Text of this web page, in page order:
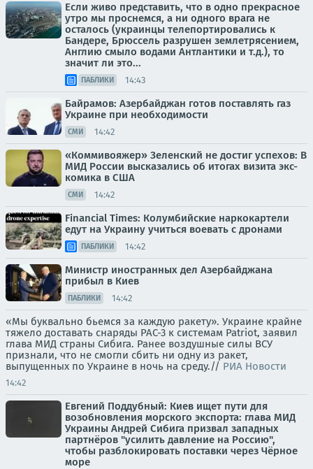
Если живо представить, что в одно прекрасное
утро мы проснемся, а ни одного врага не
осталось (украинцы телепортировались к
Бандере, Брюссель разрушен землетрясением,
Англию смыло водами Антлантики и т.д.), то
значит ли это...
ПАБЛИКИ 14:43
Байрамов: Азербайджан готов поставлять газ
Украине при необходимости
СМИ 14:42
«Коммивояжер» Зеленский не достиг успехов: В
МИД России высказались об итогах визита экс-
комика в США
СМИ 14:42
Financial Times: Колумбийские наркокартели
едут на Украину учиться воевать с дронами
ПАБЛИКИ 14:42
Министр иностранных дел Азербайджана
прибыл в Киев
ПАБЛИКИ 14:42
«Мы буквально бьемся за каждую ракету». Украине крайне
тяжело доставать снаряды PAC-3 к системам Patriot, заявил
глава МИД страны Сибига. Ранее воздушные силы ВСУ
признали, что не смогли сбить ни одну из ракет,
выпущенных по Украине в ночь на среду.// РИА Новости
14:42
Евгений Поддубный: Киев ищет пути для
возобновления морского экспорта: глава МИД
Украины Андрей Сибига призвал западных
партнёров "усилить давление на Россию",
чтобы разблокировать поставки через Чёрное
море